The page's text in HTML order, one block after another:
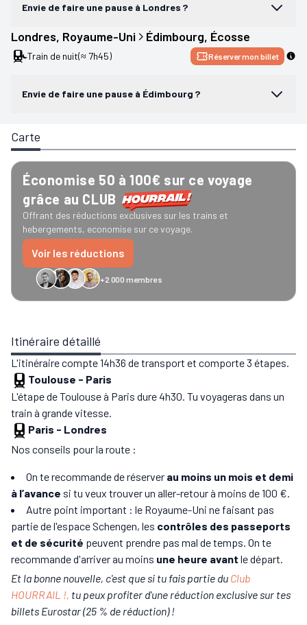
Envie de faire une pause à Londres ?
Londres, Royaume-Uni Édimbourg, Écosse
Train de nuit(≈ 7h45) Réserver mon billet
Envie de faire une pause à Édimbourg ?
Carte
Économise 50 à 100€ sur ce voyage
grâce au CLUB
Offrant des réductions exclusives sur les trains et
hebergements, economise sur ce voyage.
Voir les réductions
+2 000 membres
GreenGo Caledonian
Itinéraire détaillé
L'itinéraire compte 14h36 de transport et comporte 3 étapes.
Toulouse - Paris
L'étape de Toulouse à Paris dure 4h30. Tu voyageras dans un
train à grande vitesse.
Paris - Londres
Nos conseils pour la route :
On te recommande de réserver au moins un mois et demi
à l’avance si tu veux trouver un aller-retour à moins de 100 €.
Autre point important : le Royaume-Uni ne faisant pas
partie de l'espace Schengen, les contrôles des passeports
et de sécurité peuvent prendre pas mal de temps. On te
recommande d'arriver au moins une heure avant le départ.
Et la bonne nouvelle, c'est que si tu fais partie du Club
HOURRAIL !, tu peux profiter d'une réduction exclusive sur tes
billets Eurostar (25 % de réduction) !